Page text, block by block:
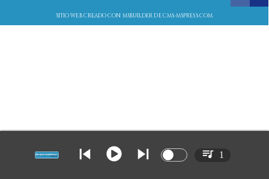
SITIO WEB CREADO CON MSBUILDER DE CMS-MSPRESS.COM
1